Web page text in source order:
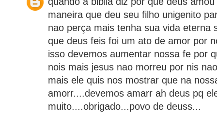
maneira que deu seu filho unigenito
nao perça mais tenha sua vida eterna
que deus feis foi um ato de amor por
isso devemos aumentar nossa fe por
nois mais jesus nao morreu por nis
mais ele quis nos mostrar que na
amorr....devemos amarr ah deus pq
muito....obrigado...povo de deuss...